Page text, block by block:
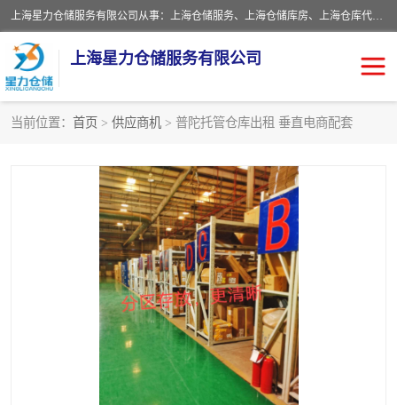
上海星力仓储服务有限公司从事：上海仓储服务、上海仓储库房、上海仓库代运营、上海仓库对外出租、上海仓库外包、上海三方仓储、上海电商仓储代发、上海电商代发货仓库、上海托管仓库、上海仓储配送。上海星力仓储服务有限公司现在拥有100个分仓、10万余平方的标准库房，精炼员工几百名，与几千家客户合作，公司已跻身上海仓储行业前列。欢迎来电咨询！
上海星力仓储服务有限公司
当前位置： 首页 > 供应商机 > 普陀托管仓库出租 垂直电商配套
上海仓储配送 上海仓库外包
上海仓库代运营 上海托管仓库
上海第三方仓储 上海仓储服务
上海电商代发货仓库
上海托管仓库